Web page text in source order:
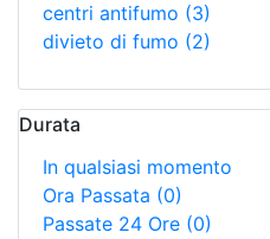
centri antifumo (3)
divieto di fumo (2)
Durata
In qualsiasi momento
Ora Passata (0)
Passate 24 Ore (0)